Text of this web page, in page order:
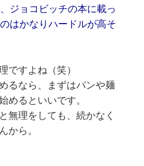
ジョコビッチの本に載っ
はかなりハードルが高そ
ですよね（笑）
るなら、まずはパンや麺
めるといいです。
無理をしても、続かなく
から。